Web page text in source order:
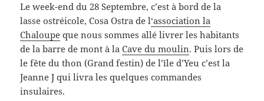
Le week-end du 28 Septembre, c’est à bord de la
lasse ostréicole, Cosa Ostra de l‘association la
Chaloupe que nous sommes allé livrer les habitants
de la barre de mont à laCave du moulin. Puis lors de
le fête du thon (Grand festin) de l’île d’Yeu c’est la
Jeanne J qui livra les quelques commandes
insulaires.